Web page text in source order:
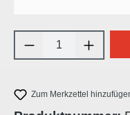
Produkt
Zum Merkzettel